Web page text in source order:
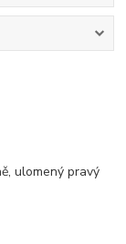
ulomený pravý